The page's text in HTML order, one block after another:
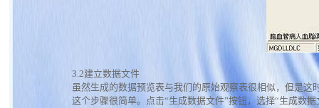
3.2建立数据文件
虽然生成的数据预览表与我们的原始观察表很相似，但是
这个步骤很简单。点击“生成数据文件”按钮，选择“生成数